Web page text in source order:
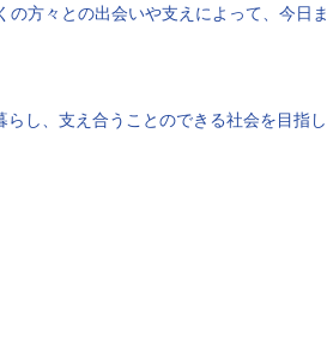
の方々との出会いや支えによって、今日ま
し、支え合うことのできる社会を目指し